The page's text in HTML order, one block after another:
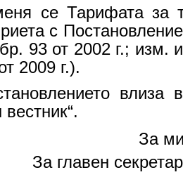
се Тарифата за
с
93 от 2002 г.; изм.
2009 г.).
За
За главен